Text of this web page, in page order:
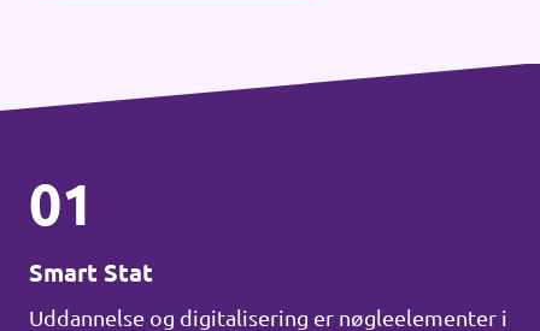
01
Smart Stat
Uddannelse og digitalisering er nøgleelementer i